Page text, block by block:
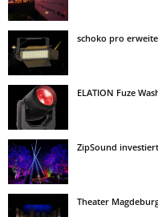
schoko pro
ELATION Fuze
ZipSound
Theater